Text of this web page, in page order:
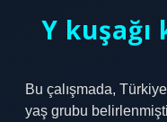
Y kuşağı
Bu çalışmada,
yaş grubu